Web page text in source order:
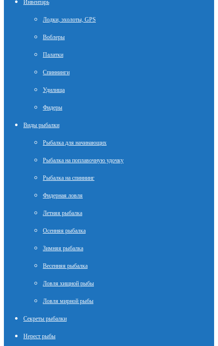
Инвентарь
Лодки, эхолоты, GPS
Воблеры
Палатки
Спиннинги
Удилища
Фидеры
Виды рыбалки
Рыбалка для начинающих
Рыбалка на поплавочную удочку
Рыбалка на спиннинг
Фидерная ловля
Летняя рыбалка
Осенняя рыбалка
Зимняя рыбалка
Весенняя рыбалка
Ловля хищной рыбы
Ловля мирной рыбы
Секреты рыбалки
Нерест рыбы